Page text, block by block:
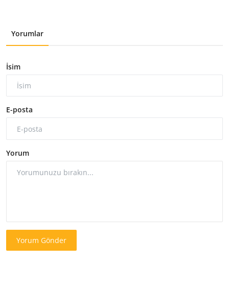
Yorumlar
İsim
E-posta
Yorum
Yorum Gönder